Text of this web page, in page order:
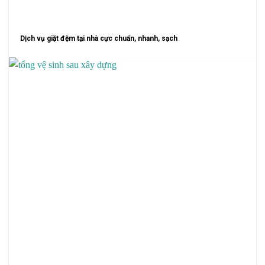
Dịch vụ giặt đệm tại nhà cực chuẩn, nhanh, sạch